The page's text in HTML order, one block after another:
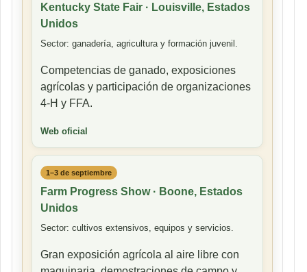
Kentucky State Fair · Louisville, Estados
Unidos
Sector: ganadería, agricultura y formación juvenil.
Competencias de ganado, exposiciones
agrícolas y participación de organizaciones
4-H y FFA.
Web oficial
1–3 de septiembre
Farm Progress Show · Boone, Estados
Unidos
Sector: cultivos extensivos, equipos y servicios.
Gran exposición agrícola al aire libre con